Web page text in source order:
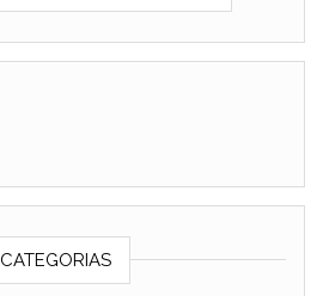
CATEGORIAS